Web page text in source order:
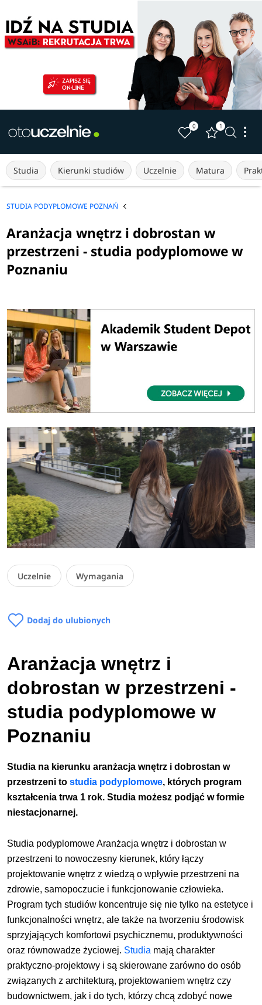
0 1
Studia Kierunki studiów Uczelnie Matura
STUDIA PODYPLOMOWE POZNAŃ
Aranżacja wnętrz i dobrostan w
przestrzeni - studia podyplomowe w
Poznaniu
Uczelnie Wymagania
Dodaj do ulubionych
Aranżacja wnętrz i
dobrostan w przestrzeni -
studia podyplomowe w
Poznaniu
Studia na kierunku aranżacja wnętrz i dobrostan w
przestrzeni tostudia podyplomowe, których program
kształcenia trwa 1 rok. Studia możesz podjąć w formie
niestacjonarnej.
Studia podyplomowe Aranżacja wnętrz i dobrostan w
przestrzeni to nowoczesny kierunek, który łączy
projektowanie wnętrz z wiedzą o wpływie przestrzeni na
zdrowie, samopoczucie i funkcjonowanie człowieka.
Program tych studiów koncentruje się nie tylko na estetyce i
funkcjonalności wnętrz, ale także na tworzeniu środowisk
sprzyjających komfortowi psychicznemu, produktywności
oraz równowadze życiowej. Studia mają charakter
praktyczno-projektowy i są skierowane zarówno do osób
związanych z architekturą, projektowaniem wnętrz czy
budownictwem, jak i do tych, którzy chcą zdobyć nowe